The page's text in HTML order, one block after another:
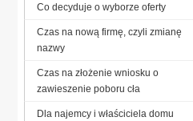
Co decyduje o wyborze oferty
Czas na nową firmę, czyli zmianę
nazwy
Czas na złożenie wniosku o
zawieszenie poboru cła
Dla najemcy i właściciela domu